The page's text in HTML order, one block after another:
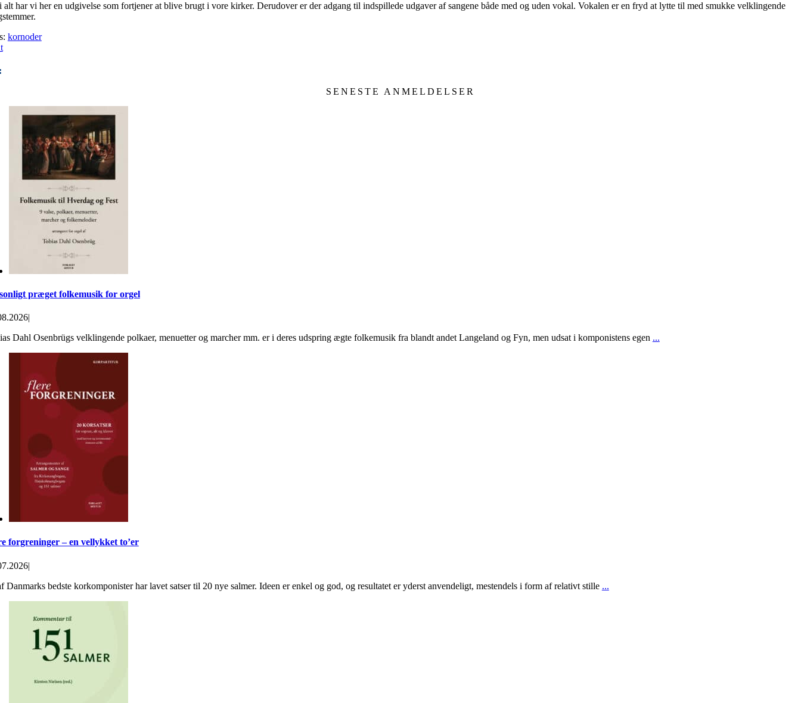
har vi her en udgivelse som fortjener at blive brugt i vore kirker. Derudover er der adgang til indspillede udgaver af sangene både med og uden vokal. Vokalen er en fryd at lytte til med smukke velklingende
kornoder
SENESTE ANMELDELSER
præget folkemusik for orgel
|
Dahl Osenbrügs velklingende polkaer, menuetter og marcher mm. er i deres udspring ægte folkemusik fra blandt andet Langeland og Fyn, men udsat i komponistens egen ...
forgreninger – en vellykket to’er
|
Danmarks bedste korkomponister har lavet satser til 20 nye salmer. Ideen er enkel og god, og resultatet er yderst anvendeligt, mestendels i form af relativt stille ...